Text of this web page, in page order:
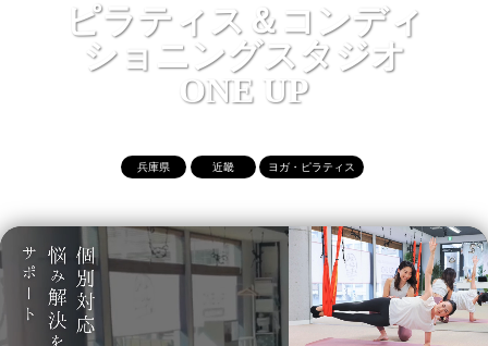
ピラティス＆コンディ
ショニングスタジオ
ONE UP
兵庫県 近畿 ヨガ・ピラティス